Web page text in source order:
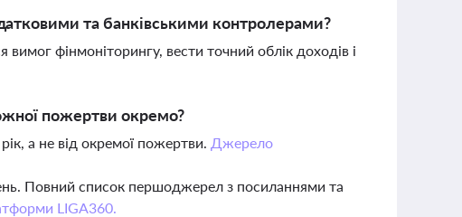
та банківськими контролерами?
фінмоніторингу, вести точний облік доходів і
пожертви окремо?
рік, а не від окремої пожертви. Джерело
Повний список першоджерел з посиланнями та
LIGA360.